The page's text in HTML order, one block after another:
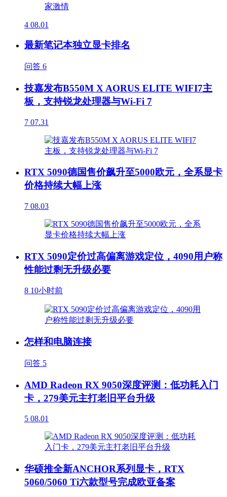
4 08.01
最新笔记本独立显卡排名
问答 6
技嘉发布B550M X AORUS ELITE WIFI7主
板，支持锐龙处理器与Wi-Fi 7
7 07.31
RTX 5090德国售价飙升至5000欧元，全系显卡
价格持续大幅上涨
7 08.03
RTX 5090定价过高偏离游戏定位，4090用户称
性能过剩无升级必要
8 10小时前
怎样和电脑连接
问答 5
AMD Radeon RX 9050深度评测：低功耗入门
卡，279美元主打老旧平台升级
5 08.01
华硕推全新ANCHOR系列显卡，RTX
5060/5060 Ti六款型号完成欧亚备案